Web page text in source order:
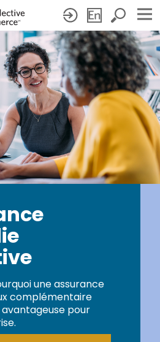
une assurance
complémentaire
pour